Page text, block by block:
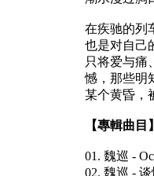
在疾驰的列
也是对自己
只将爱与痛
憾，那些明
某个黄昏，
【專輯曲目
01. 魏巡 -
02. 魏巡 -